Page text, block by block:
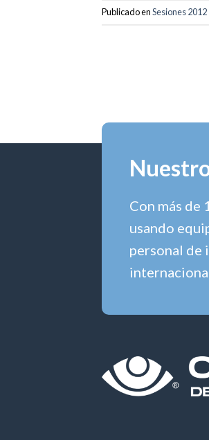
Publicado enSesiones 2012
Con más de
usando
personal de